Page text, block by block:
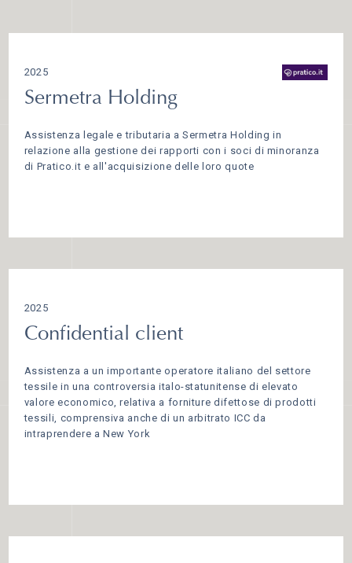
2025
Sermetra Holding
Assistenza legale e tributaria a Sermetra Holding in
relazione alla gestione dei rapporti con i soci di minoranza
di Pratico.it e all'acquisizione delle loro quote
2025
Confidential client
Assistenza a un importante operatore italiano del settore
tessile in una controversia italo-statunitense di elevato
valore economico, relativa a forniture difettose di prodotti
tessili, comprensiva anche di un arbitrato ICC da
intraprendere a New York